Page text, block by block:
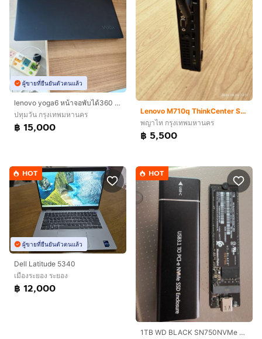
ผู้ขายที่ยืนยันตัวตนแล้ว
lenovo yoga6 หน้าจอพับได้360 ใช้งานน้อยมากก
ปทุมวัน กรุงเทพมหานคร
฿ 15,000
Lenovo M710q ThinkCenter SSF (แค่ Harddisk ก็ คุ้มแล้ว)
พญาไท กรุงเทพมหานคร
฿ 5,500
HOT
ผู้ขายที่ยืนยันตัวตนแล้ว
Dell Latitude 5340
เมืองระยอง ระยอง
฿ 12,000
HOT
1TB WD BLACK SN750NVMe SSD